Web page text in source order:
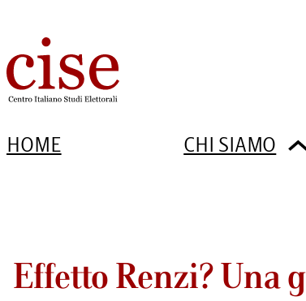
HOME CHI SIAMO
Effetto Renzi? Una